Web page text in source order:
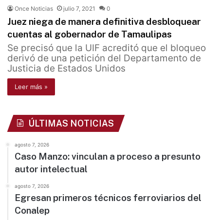
Once Noticias julio 7, 2021 0
Juez niega de manera definitiva desbloquear
cuentas al gobernador de Tamaulipas
Se precisó que la UIF acreditó que el bloqueo
derivó de una petición del Departamento de
Justicia de Estados Unidos
Leer más »
ÚLTIMAS NOTICIAS
agosto 7, 2026
Caso Manzo: vinculan a proceso a presunto
autor intelectual
agosto 7, 2026
Egresan primeros técnicos ferroviarios del
Conalep